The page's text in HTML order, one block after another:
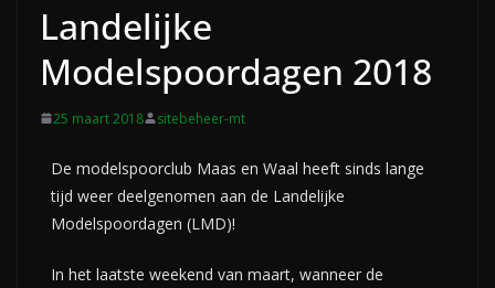
Landelijke
Modelspoordagen 2018
25 maart 2018 sitebeheer-mt
De modelspoorclub Maas en Waal heeft sinds lange
tijd weer deelgenomen aan de Landelijke
Modelspoordagen (LMD)!
In het laatste weekend van maart, wanneer de